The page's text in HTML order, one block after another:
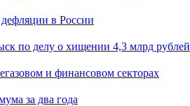
в России
по делу о хищении 4,3 млрд рублей
и финансовом секторах
за два года